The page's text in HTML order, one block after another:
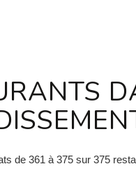
de 361 à 375 sur 375